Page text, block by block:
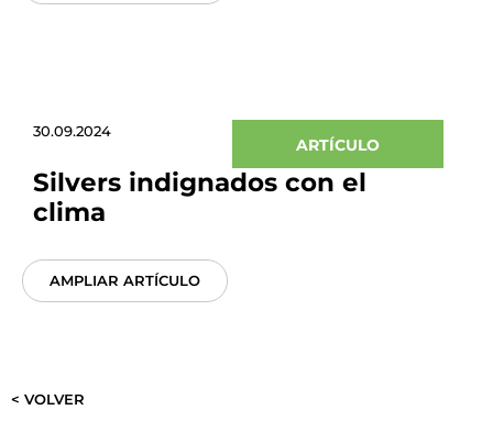
30.09.2024
ARTÍCULO
Silvers indignados con el
clima
AMPLIAR ARTÍCULO
< VOLVER